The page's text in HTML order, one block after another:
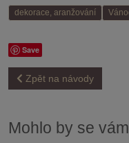
dekorace, aranžování
Save
Zpět na návody
Mohlo by se